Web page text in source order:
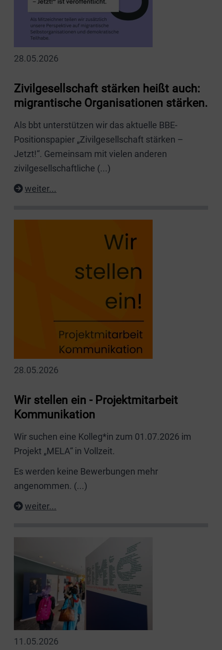
28.05.2026
Zivilgesellschaft stärken heißt auch:
migrantische Organisationen stärken.
Als bbt unterstützen wir das aktuelle BBE-
Positionspapier „Zivilgesellschaft stärken –
Jetzt!“. Gemeinsam mit vielen anderen
zivilgesellschaftliche (...)
weiter...
28.05.2026
Wir stellen ein - Projektmitarbeit
Kommunikation
Wir suchen eine Kolleg*in zum 01.07.2026 im
Projekt „MELA“ in Vollzeit.
Es werden keine Bewerbungen mehr
angenommen. (...)
weiter...
11.05.2026